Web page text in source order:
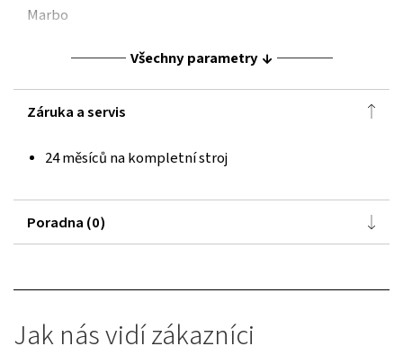
Marbo
Všechny parametry
Záruka a servis
24 měsíců na kompletní stroj
Poradna (0)
Jak nás vidí zákazníci